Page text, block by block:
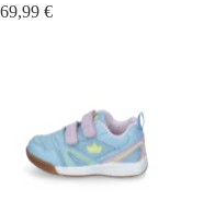
69,99 €